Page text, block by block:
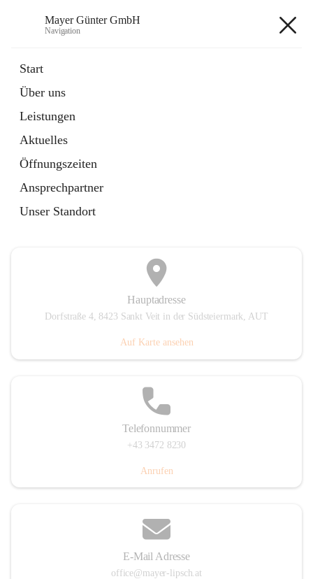
Mayer Günter GmbH
Navigation
Start
Über uns
Leistungen
Aktuelles
Öffnungszeiten
Ansprechpartner
Unser Standort
Artikel
in
Tab
TRANSPORTE
Artikel
öffnet
in
neuem
Tab
Hauptadresse
Dorfstraße 4, 8423 Sankt Veit in der Südsteiermark, AUT
Auf Karte ansehen
Telefonnummer
+43 3472 8230
Anrufen
E-Mail Adresse
office@mayer-lipsch.at